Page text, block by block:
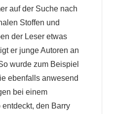
auf der Suche nach
Stoffen und
der Leser etwas
er junge Autoren an
wurde zum Beispiel
ebenfalls anwesend
bei einem
den Barry